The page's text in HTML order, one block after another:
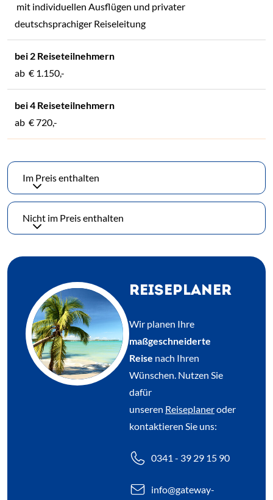
mit individuellen Ausflügen und privater
deutschsprachiger Reiseleitung
ab € 1.150,-
ab € 720,-
Im Preis enthalten
Nicht im Preis enthalten
REISEPLANER
Wir planen Ihre
maßgeschneiderte
Reise nach Ihren
Wünschen. Nutzen Sie
dafür
unseren Reiseplaneroder
kontaktieren Sie uns:
0341 - 39 29 15 90
info@gateway-